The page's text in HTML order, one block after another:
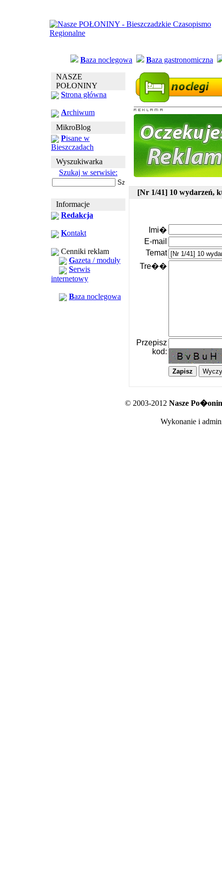
Baza noclegowa Baza gastronomiczna
NASZE
POŁONINY
Strona główna
Archiwum
MikroBlog
Pisane w
Bieszczadach
Wyszukiwarka
Szukaj w serwisie:
Informacje
Redakcja
Kontakt
Cenniki reklam
Gazeta / moduły
Serwis
internetowy
Baza noclegowa
[Nr 1/41] 10 wydarzeń,
Imi�
E-mail
Temat
Tre��
Przepisz
kod:
© 2003-2012 Nasze
Wykonanie i